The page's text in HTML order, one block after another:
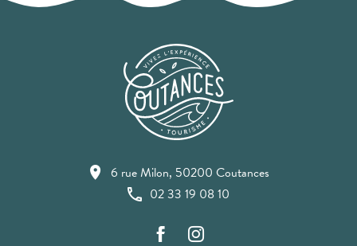
6 rue Milon, 50200 Coutances
02 33 19 08 10